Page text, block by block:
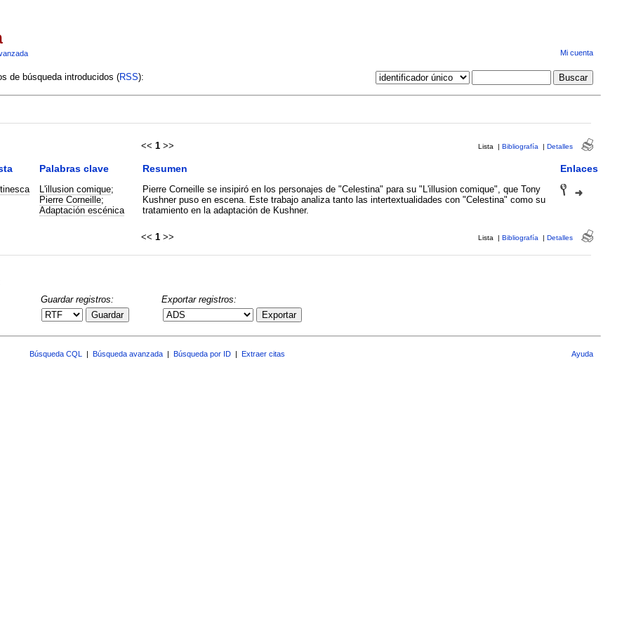
Mi cuenta
de búsqueda introducidos (RSS):
<< 1 >> Lista | Bibliografía | Detalles
Palabras clave Resumen Enlaces
L'illusion comique;
Pierre Corneille;
Adaptación escénica
Pierre Corneille se insipiró en los personajes de "Celestina" para su "L'illusion comique", que Tony
Kushner puso en escena. Este trabajo analiza tanto las intertextualidades con "Celestina" como su
tratamiento en la adaptación de Kushner.
<< 1 >> Lista | Bibliografía | Detalles
Guardar registros:
Guardar
Exportar registros:
Exportar
Búsqueda CQL Búsqueda avanzada Búsqueda por ID Extraer citas Ayuda